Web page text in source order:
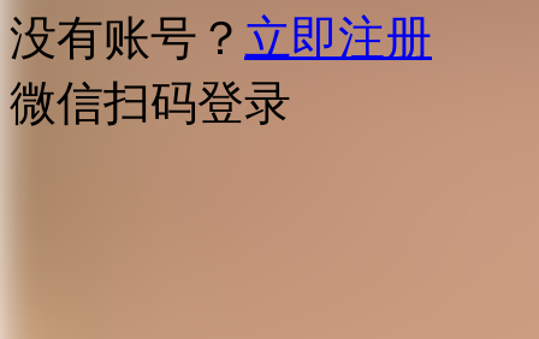
没有账号？ 立即注册
微信扫码登录